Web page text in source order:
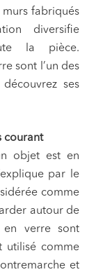
murs fabriqués
diversifie
la pièce.
sont l’un des
ses
courant
objet est en
par le
comme
autour de
en verre sont
utilisé comme
et